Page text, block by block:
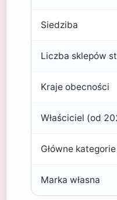
Siedziba
Liczba sklepów
Kraje obecności
Właściciel (od
Główne
Marka własna